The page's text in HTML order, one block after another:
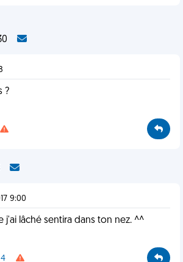
?
9:00
j'ai lâché sentira dans ton nez. ^^
4